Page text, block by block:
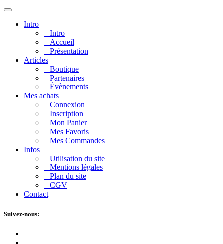
Intro
Intro
Accueil
Présentation
Articles
Boutique
Partenaires
Évènements
Mes achats
Connexion
Inscription
Mon Panier
Mes Favoris
Mes Commandes
Infos
Utilisation du site
Mentions légales
Plan du site
CGV
Contact
Suivez-nous: